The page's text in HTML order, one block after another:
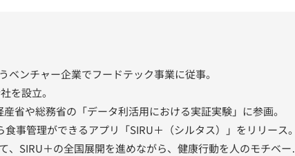
ベンチャー企業でフードテック事業に従事。
を設立。
省や総務省の「データ利活用における実証実験」に参画。
事管理ができるアプリ「SIRU＋（シルタス）」をリリース。
、SIRU＋の全国展開を進めながら、健康行動を人のモチベー